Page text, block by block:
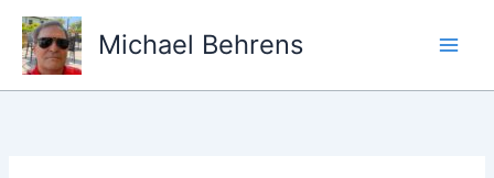
Zum
Inhalt
springen
Michael Behrens